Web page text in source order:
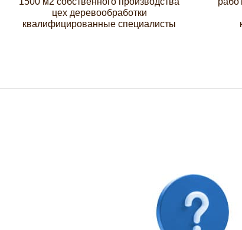
цех деревообработки
квалифицированные специалисты